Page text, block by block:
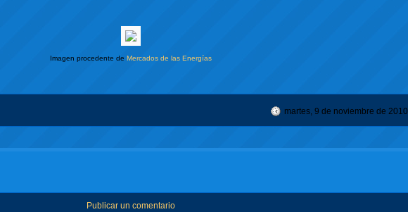
Imagen procedente de Mercados de las Energías
martes, 9 de noviembre de 2010
Publicar un comentario